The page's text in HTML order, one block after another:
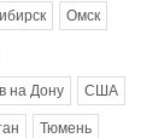
Омск
на Дону США
Тюмень